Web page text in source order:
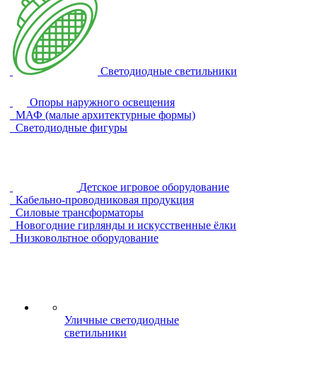
Светодиодные светильники
Опоры наружного освещения
МАФ (малые архитектурные формы)
Светодиодные фигуры
Детское игровое оборудование
Кабельно-проводниковая продукция
Силовые трансформаторы
Новогодние гирлянды и искусственные ёлки
Низковольтное оборудование
Уличные светодиодные
светильники